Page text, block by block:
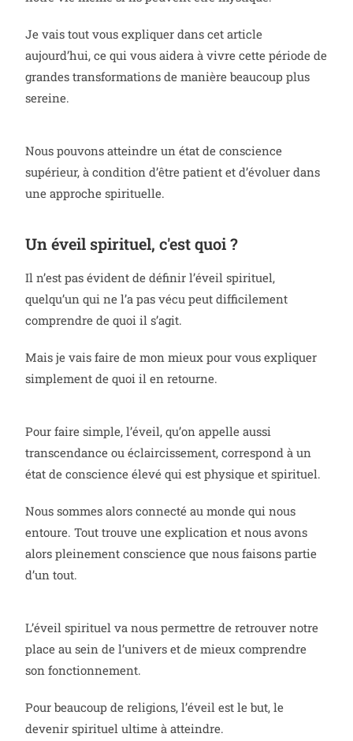
Je vais tout vous expliquer dans cet article
aujourd’hui, ce qui vous aidera à vivre cette période de
grandes transformations de manière beaucoup plus
sereine.
Nous pouvons atteindre un état de conscience
supérieur, à condition d’être patient et d’évoluer dans
une approche spirituelle.
Un éveil spirituel, c'est quoi ?
Il n’est pas évident de définir l’éveil spirituel,
quelqu’un qui ne l’a pas vécu peut difficilement
comprendre de quoi il s’agit.
Mais je vais faire de mon mieux pour vous expliquer
simplement de quoi il en retourne.
Pour faire simple, l’éveil, qu’on appelle aussi
transcendance ou éclaircissement, correspond à un
état de conscience élevé qui est physique et spirituel.
Nous sommes alors connecté au monde qui nous
entoure. Tout trouve une explication et nous avons
alors pleinement conscience que nous faisons partie
d’un tout.
L’éveil spirituel va nous permettre de retrouver notre
place au sein de l’univers et de mieux comprendre
son fonctionnement.
Pour beaucoup de religions, l’éveil est le but, le
devenir spirituel ultime à atteindre.